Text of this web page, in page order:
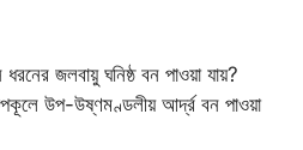
জলবায়ু ঘনিষ্ঠ বন পাওয়া যায়?
উপ-উষ্ণমণ্ডলীয় আর্দ্র বন পাওয়া